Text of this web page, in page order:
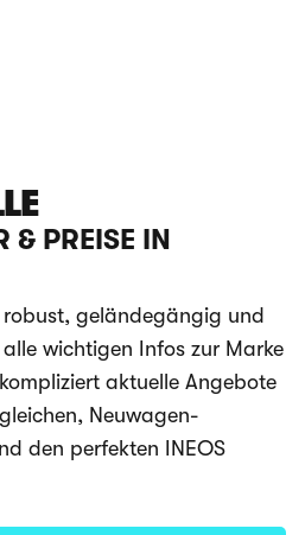
& PREISE IN
robust, geländegängig und
wichtigen Infos zur Marke
aktuelle Angebote
Neuwagen-
den perfekten INEOS